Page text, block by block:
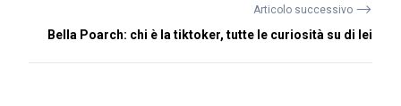
Articolo successivo ⟶
Bella Poarch: chi è la tiktoker, tutte le curiosità su di lei